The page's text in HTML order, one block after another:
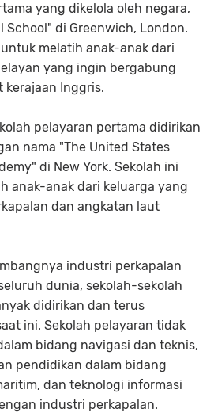
yang dikelola oleh negara,
School" di Greenwich, London.
melatih anak-anak dari
yang ingin bergabung
Inggris.
pelayaran pertama didirikan
nama "The United States
di New York. Sekolah ini
anak-anak dari keluarga yang
dan angkatan laut
industri perkapalan
dunia, sekolah-sekolah
didirikan dan terus
ini. Sekolah pelayaran tidak
bidang navigasi dan teknis,
pendidikan dalam bidang
dan teknologi informasi
industri perkapalan.